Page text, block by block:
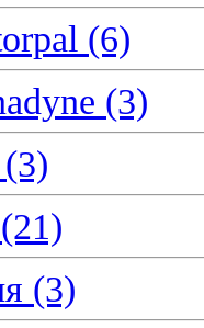
(6)
(3)
(3)